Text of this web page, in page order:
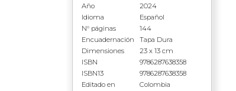
Año
2024
Idioma
Español
N° páginas
144
Encuadernación
Tapa Dura
Dimensiones
23 x 13 cm
ISBN
9786287638358
ISBN13
9786287638358
Editado en
Colombia